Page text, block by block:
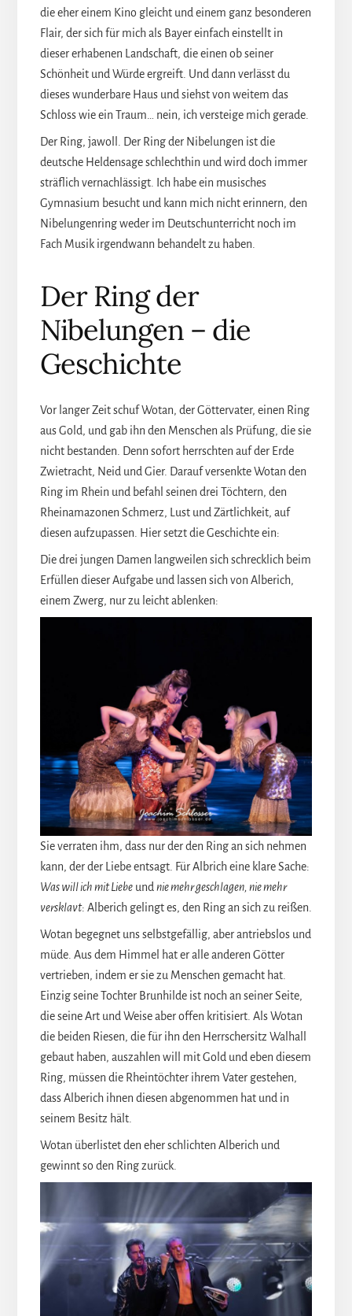
die eher einem Kino gleicht und einem ganz besonderen
Flair, der sich für mich als Bayer einfach einstellt in
dieser erhabenen Landschaft, die einen ob seiner
Schönheit und Würde ergreift. Und dann verlässt du
dieses wunderbare Haus und siehst von weitem das
Schloss wie ein Traum… nein, ich versteige mich gerade.
Der Ring, jawoll. Der Ring der Nibelungen ist die
deutsche Heldensage schlechthin und wird doch immer
sträflich vernachlässigt. Ich habe ein musisches
Gymnasium besucht und kann mich nicht erinnern, den
Nibelungenring weder im Deutschunterricht noch im
Fach Musik irgendwann behandelt zu haben.
Der Ring der
Nibelungen – die
Geschichte
Vor langer Zeit schuf Wotan, der Göttervater, einen Ring
aus Gold, und gab ihn den Menschen als Prüfung, die sie
nicht bestanden. Denn sofort herrschten auf der Erde
Zwietracht, Neid und Gier. Darauf versenkte Wotan den
Ring im Rhein und befahl seinen drei Töchtern, den
Rheinamazonen Schmerz, Lust und Zärtlichkeit, auf
diesen aufzupassen. Hier setzt die Geschichte ein:
Die drei jungen Damen langweilen sich schrecklich beim
Erfüllen dieser Aufgabe und lassen sich von Alberich,
einem Zwerg, nur zu leicht ablenken:
Sie verraten ihm, dass nur der den Ring an sich nehmen
kann, der der Liebe entsagt. Für Albrich eine klare Sache:
Was will ich mit Liebeund nie mehr geschlagen, nie mehr
versklavt: Alberich gelingt es, den Ring an sich zu reißen.
Wotan begegnet uns selbstgefällig, aber antriebslos und
müde. Aus dem Himmel hat er alle anderen Götter
vertrieben, indem er sie zu Menschen gemacht hat.
Einzig seine Tochter Brunhilde ist noch an seiner Seite,
die seine Art und Weise aber offen kritisiert. Als Wotan
die beiden Riesen, die für ihn den Herrschersitz Walhall
gebaut haben, auszahlen will mit Gold und eben diesem
Ring, müssen die Rheintöchter ihrem Vater gestehen,
dass Alberich ihnen diesen abgenommen hat und in
seinem Besitz hält.
Wotan überlistet den eher schlichten Alberich und
gewinnt so den Ring zurück.